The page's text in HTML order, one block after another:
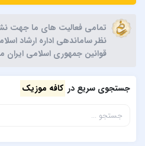
تمامی فعالیت های ما جهت نشر
نظر ساماندهی اداره ارشاد
قوانین جمهوری اسلامی ایران
جستجوی سریع در کافه موزیک